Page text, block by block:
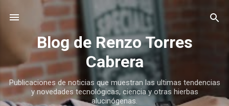
Ir al contenido principal
Blog de Renzo Torres
Cabrera
Publicaciones de noticias que muestran las ultimas tendencias
y novedades tecnológicas, ciencia y otras hierbas
alucinógenas.